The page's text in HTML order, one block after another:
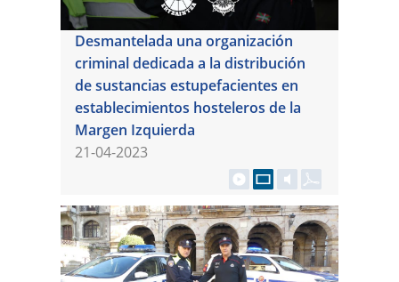
Desmantelada una organización
criminal dedicada a la distribución
de sustancias estupefacientes en
establecimientos hosteleros de la
Margen Izquierda
21-04-2023